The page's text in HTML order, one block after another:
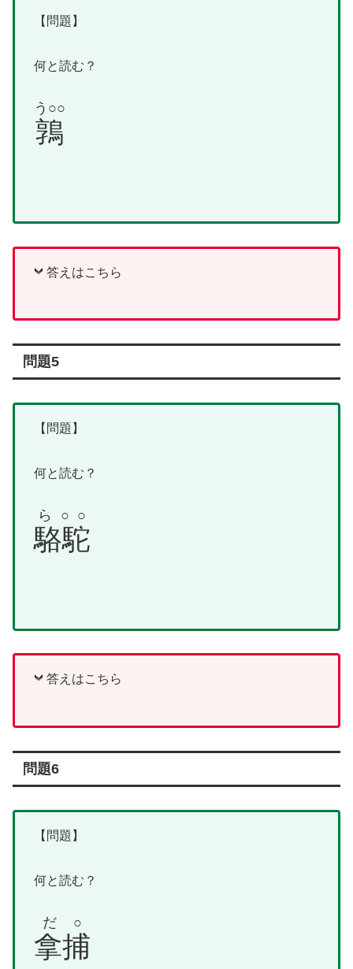
【問題】
何と読む？
鶉
う○○
答えはこちら
問題5
【問題】
何と読む？
駱駝
ら○○
答えはこちら
問題6
【問題】
何と読む？
拿捕
だ○